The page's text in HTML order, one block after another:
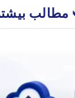
مطالب